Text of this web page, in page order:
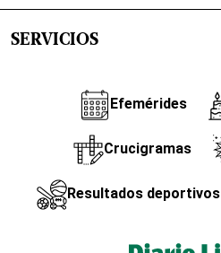
SERVICIOS
Efemérides
Crucigramas
Resultados deportivos